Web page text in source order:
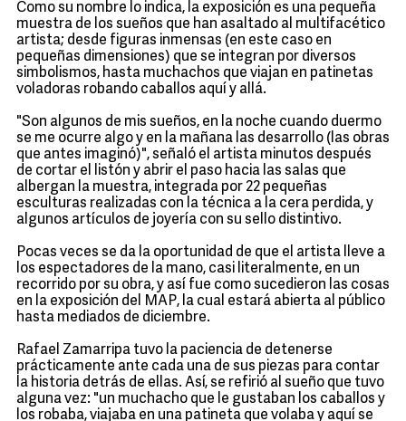
Como su nombre lo indica, la exposición es una pequeña
muestra de los sueños que han asaltado al multifacético
artista; desde figuras inmensas (en este caso en
pequeñas dimensiones) que se integran por diversos
simbolismos, hasta muchachos que viajan en patinetas
voladoras robando caballos aquí y allá.
"Son algunos de mis sueños, en la noche cuando duermo
se me ocurre algo y en la mañana las desarrollo (las obras
que antes imaginó)", señaló el artista minutos después
de cortar el listón y abrir el paso hacia las salas que
albergan la muestra, integrada por 22 pequeñas
esculturas realizadas con la técnica a la cera perdida, y
algunos artículos de joyería con su sello distintivo.
Pocas veces se da la oportunidad de que el artista lleve a
los espectadores de la mano, casi literalmente, en un
recorrido por su obra, y así fue como sucedieron las cosas
en la exposición del MAP, la cual estará abierta al público
hasta mediados de diciembre.
Rafael Zamarripa tuvo la paciencia de detenerse
prácticamente ante cada una de sus piezas para contar
la historia detrás de ellas. Así, se refirió al sueño que tuvo
alguna vez: "un muchacho que le gustaban los caballos y
los robaba, viajaba en una patineta que volaba y aquí se